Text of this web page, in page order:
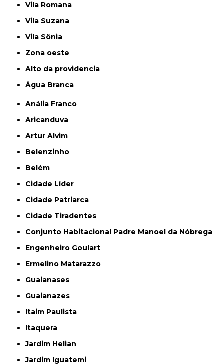
Vila Romana
Vila Suzana
Vila Sônia
Zona oeste
alto da providencia
Água Branca
Anália Franco
Aricanduva
Artur Alvim
Belenzinho
Belém
Cidade Líder
Cidade Patriarca
Cidade Tiradentes
Conjunto Habitacional Padre Manoel da Nóbrega
Engenheiro Goulart
Ermelino Matarazzo
Guaianases
Guaianazes
Itaim Paulista
Itaquera
Jardim Helian
Jardim Iguatemi